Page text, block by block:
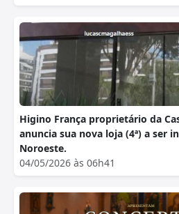
Higino França proprietário da
anuncia sua nova loja (4ª) a ser
Noroeste.
04/05/2026 às 06h41